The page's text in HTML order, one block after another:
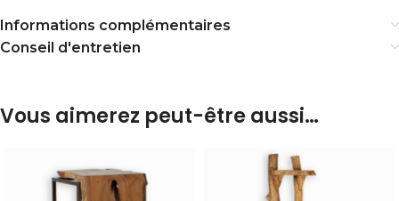
Informations complémentaires
Conseil d'entretien
Vous aimerez peut-être aussi…